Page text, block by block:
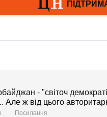
- "світоч
Але ж від цього
Посилання